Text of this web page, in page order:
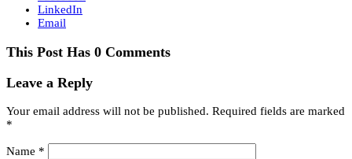
LinkedIn
Email
This Post Has 0 Comments
Leave a Reply
Your email address will not be published. Required fields are marked
*
Name *